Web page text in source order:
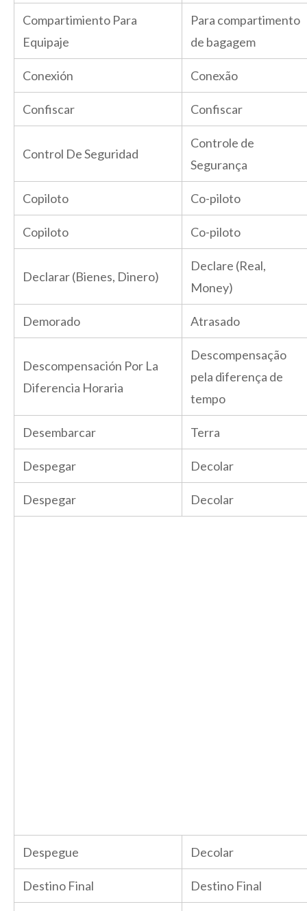
Compartimiento Para
Equipaje
Para compartimento
de bagagem
Conexión Conexão
Confiscar Confiscar
Control De Seguridad
Controle de
Segurança
Copiloto Co-piloto
Copiloto Co-piloto
Declarar (Bienes, Dinero)
Declare (Real,
Money)
Demorado Atrasado
Descompensación Por La
Diferencia Horaria
Descompensação
pela diferença de
tempo
Desembarcar Terra
Despegar Decolar
Despegar Decolar
Despegue Decolar
Destino Final Destino Final